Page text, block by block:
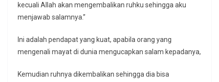
kecuali Allah akan mengembalikan ruhku sehingga aku
menjawab salamnya.”
Ini adalah pendapat yang kuat, apabila orang yang
mengenali mayat di dunia mengucapkan salam kepadanya,
Kemudian ruhnya dikembalikan sehingga dia bisa